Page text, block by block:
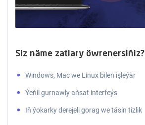
Siz näme zatlary öwrenersiňiz?
Windows, Mac we Linux bilen işleýär
Ýeňil gurnawly aňsat interfeýs
Iň ýokarky derejeli gorag we täsin tizlik